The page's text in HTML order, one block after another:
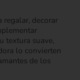
regalar, decorar
textura suave,
lo convierten
de los